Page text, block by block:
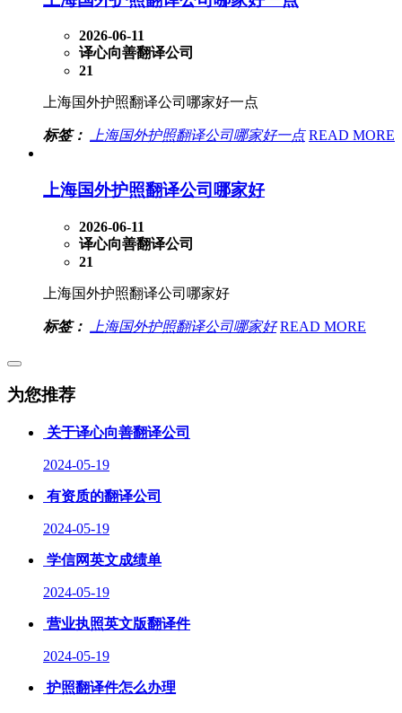
2026-06-11
译心向善翻译公司
21
上海国外护照翻译公司哪家好一点
标签： 上海国外护照翻译公司哪家好一点 READ MORE
上海国外护照翻译公司哪家好
2026-06-11
译心向善翻译公司
21
上海国外护照翻译公司哪家好
标签： 上海国外护照翻译公司哪家好 READ MORE
为您推荐
关于译心向善翻译公司
2024-05-19
有资质的翻译公司
2024-05-19
学信网英文成绩单
2024-05-19
营业执照英文版翻译件
2024-05-19
护照翻译件怎么办理